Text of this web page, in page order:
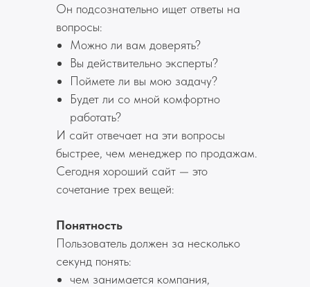
Он подсознательно ищет ответы на
вопросы:
Можно ли вам доверять?
Вы действительно эксперты?
Поймете ли вы мою задачу?
Будет ли со мной комфортно
работать?
И сайт отвечает на эти вопросы
быстрее, чем менеджер по продажам.
Сегодня хороший сайт — это
сочетание трех вещей:
Понятность
Пользователь должен за несколько
секунд понять:
чем занимается компания,